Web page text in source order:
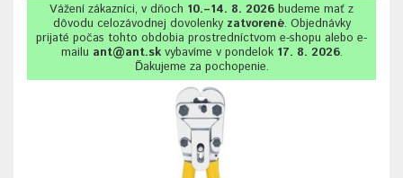
Vážení zákazníci, v dňoch 10.–14. 8. 2026 budeme mať z
dôvodu celozávodnej dovolenkyzatvorené. Objednávky
prijaté počas tohto obdobia prostredníctvom e-shopu alebo e-
mailu ant@ant.skvybavíme v pondelok 17. 8. 2026.
Ďakujeme za pochopenie.